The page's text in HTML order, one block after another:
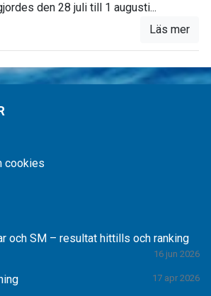
den 28 juli till 1 augusti...
Läs mer
cookies
och SM – resultat hittills och ranking
16 jun 2026
17 apr 2026